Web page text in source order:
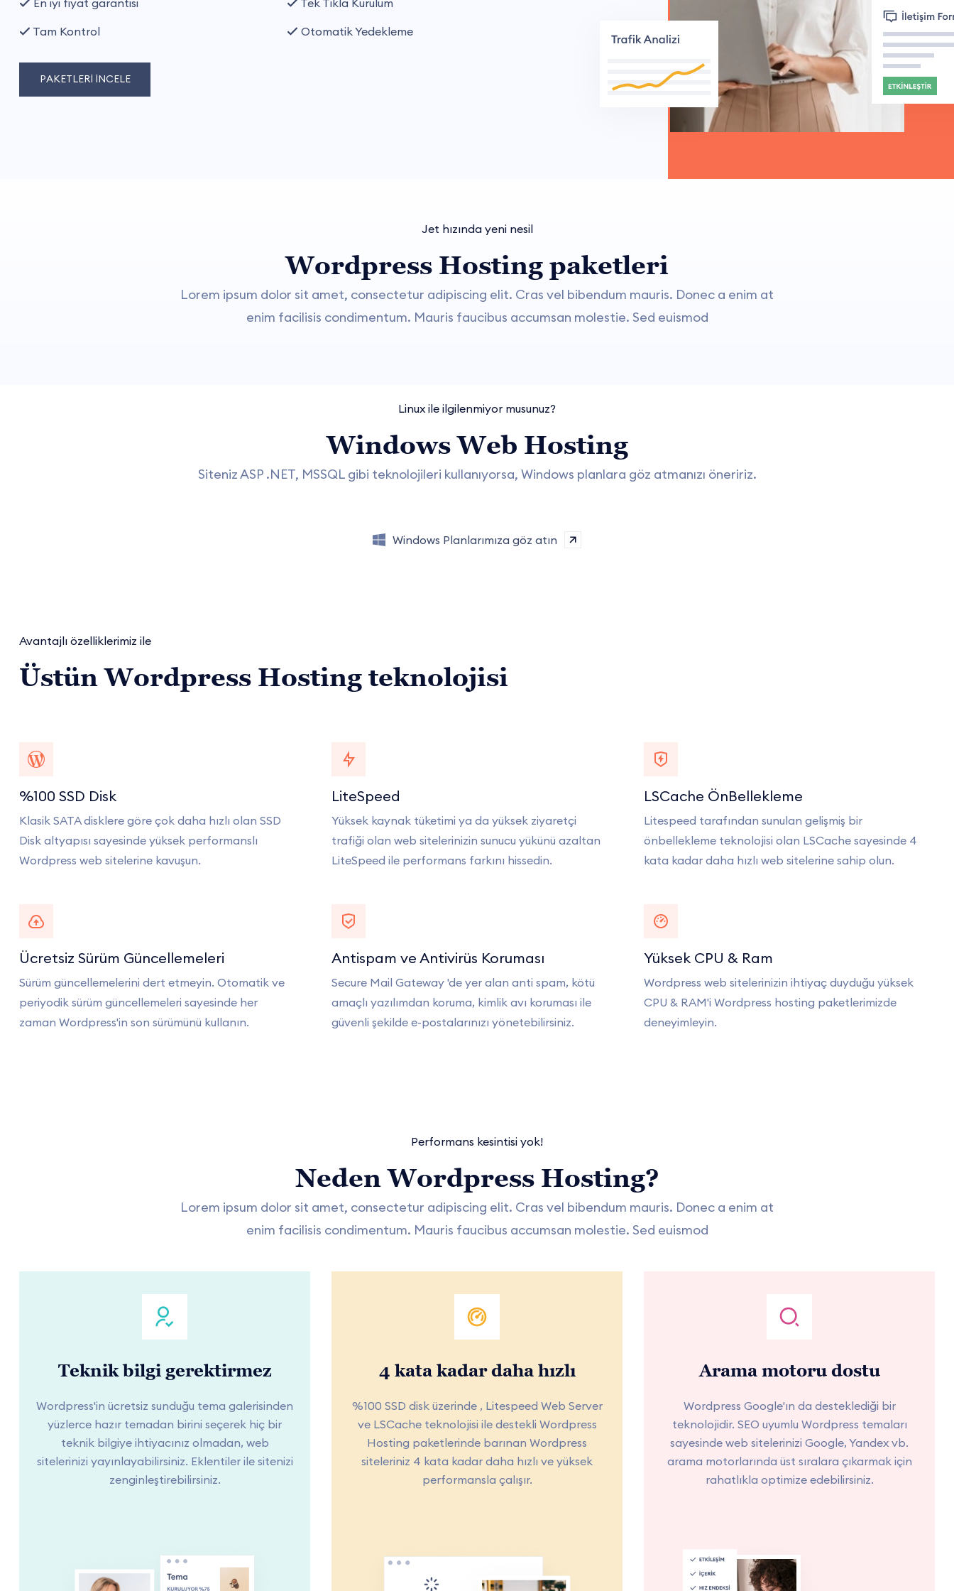
Tam Kontrol
Otomatik Yedekleme
PAKETLERİ İNCELE
Jet hızında yeni nesil
Wordpress Hosting paketleri
Lorem ipsum dolor sit amet, consectetur adipiscing elit. Cras vel bibendum mauris. Donec a enim at
enim facilisis condimentum. Mauris faucibus accumsan molestie. Sed euismod
Linux ile ilgilenmiyor musunuz?
Windows Web Hosting
Siteniz ASP .NET, MSSQL gibi teknolojileri kullanıyorsa, Windows planlara göz atmanızı öneririz.
Windows Planlarımıza göz atın
Avantajlı özelliklerimiz ile
Üstün Wordpress Hosting teknolojisi
%100 SSD Disk
Klasik SATA disklere göre çok daha hızlı olan SSD
Disk altyapısı sayesinde yüksek performanslı
Wordpress web sitelerine kavuşun.
LiteSpeed
Yüksek kaynak tüketimi ya da yüksek ziyaretçi
trafiği olan web sitelerinizin sunucu yükünü azaltan
LiteSpeed ile performans farkını hissedin.
LSCache ÖnBellekleme
Litespeed tarafından sunulan gelişmiş bir
önbellekleme teknolojisi olan LSCache sayesinde 4
kata kadar daha hızlı web sitelerine sahip olun.
Ücretsiz Sürüm Güncellemeleri
Sürüm güncellemelerini dert etmeyin. Otomatik ve
periyodik sürüm güncellemeleri sayesinde her
zaman Wordpress'in son sürümünü kullanın.
Antispam ve Antivirüs Koruması
Secure Mail Gateway 'de yer alan anti spam, kötü
amaçlı yazılımdan koruma, kimlik avı koruması ile
güvenli şekilde e-postalarınızı yönetebilirsiniz.
Yüksek CPU & Ram
Wordpress web sitelerinizin ihtiyaç duyduğu yüksek
CPU & RAM'i Wordpress hosting paketlerimizde
deneyimleyin.
Performans kesintisi yok!
Neden Wordpress Hosting?
Lorem ipsum dolor sit amet, consectetur adipiscing elit. Cras vel bibendum mauris. Donec a enim at
enim facilisis condimentum. Mauris faucibus accumsan molestie. Sed euismod
Teknik bilgi gerektirmez
Wordpress'in ücretsiz sunduğu tema galerisinden
yüzlerce hazır temadan birini seçerek hiç bir
teknik bilgiye ihtiyacınız olmadan, web
sitelerinizi yayınlayabilirsiniz. Eklentiler ile sitenizi
zenginleştirebilirsiniz.
4 kata kadar daha hızlı
%100 SSD disk üzerinde , Litespeed Web Server
ve LSCache teknolojisi ile destekli Wordpress
Hosting paketlerinde barınan Wordpress
siteleriniz 4 kata kadar daha hızlı ve yüksek
performansla çalışır.
Arama motoru dostu
Wordpress Google'ın da desteklediği bir
teknolojidir. SEO uyumlu Wordpress temaları
sayesinde web sitelerinizi Google, Yandex vb.
arama motorlarında üst sıralara çıkarmak için
rahatlıkla optimize edebilirsiniz.